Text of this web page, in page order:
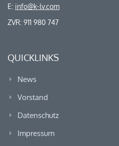
E: info@k-lv.com
ZVR: 911 980 747
QUICKLINKS
News
Vorstand
Datenschutz
Impressum